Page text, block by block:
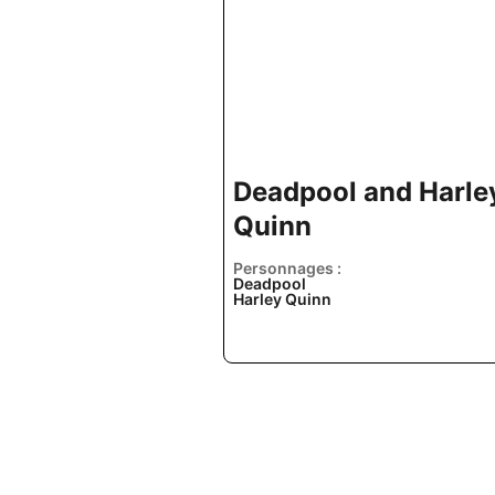
Deadpool and
Quinn
Personnages :
Deadpool
Harley Quinn